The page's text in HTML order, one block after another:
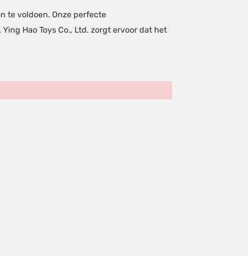
te voldoen. Onze perfecte
Hao Toys Co., Ltd. zorgt ervoor dat het